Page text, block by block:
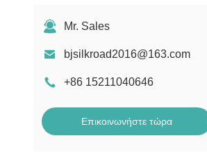
Mr. Sales
bjsilkroad2016@163.com
+86 15211040646
Επικοινωνήστε τώρα